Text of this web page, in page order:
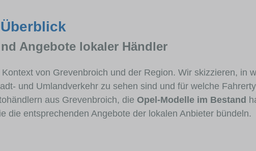
Angebote lokaler Händler
von Grevenbroich und der Region. Wir skizzieren, in
und Umlandverkehr zu sehen sind und für welche
aus Grevenbroich, die Opel-Modelle im Bestand
die entsprechenden Angebote der lokalen Anbieter bündeln.